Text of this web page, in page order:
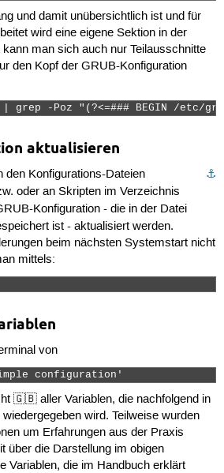
und damit unübersichtlich ist und für
wird eine eigene Sektion in der
man sich auch nur Teilausschnitte
den Kopf der GRUB-Konfiguration
| grep -Poz "(?<=### BEGIN /etc/
aktualisieren
⚓︎
den Konfigurations-Dateien
oder an Skripten im Verzeichnis
Konfiguration - die in der Datei
ist - aktualisiert werden.
beim nächsten Systemstart nicht
mittels:
von
configuration'
🇬🇧 aller Variablen, die nachfolgend in
wird. Teilweise wurden
um Erfahrungen aus der Praxis
über die Darstellung im obigen
Variablen, die im Handbuch erklärt